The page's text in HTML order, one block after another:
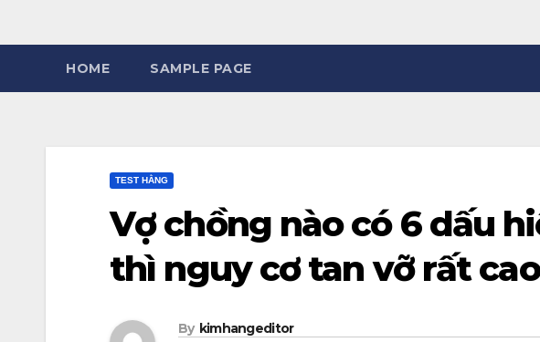
HOME SAMPLE PAGE
TEST HẰNG
Vợ chồng nào có 6 dấu
thì nguy cơ tan vỡ rất cao
By kimhangeditor